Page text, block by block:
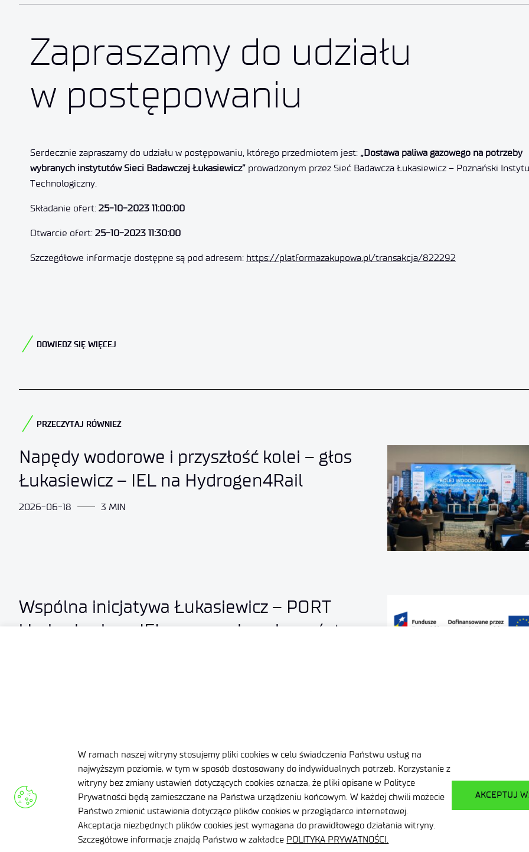
W ramach naszej witryny stosujemy pliki cookies w celu świadczenia Państwu usług na
najwyższym poziomie, w tym w sposób dostosowany do indywidualnych potrzeb. Korzystanie z
witryny bez zmiany ustawień dotyczących cookies oznacza, że pliki opisane w Polityce
Prywatności będą zamieszczane na Państwa urządzeniu końcowym. W każdej chwili możecie
Państwo zmienić ustawienia dotyczące plików cookies w przeglądarce internetowej.
Akceptacja niezbędnych plików cookies jest wymagana do prawidłowego działania witryny.
Szczegółowe informacje znajdą Państwo w zakładce POLITYKA PRYWATNOŚCI.
AKCEPTUJ
Zapraszamy do udziału
w postępowaniu
Serdecznie zapraszamy do udziału w postępowaniu, którego przedmiotem jest: „Dostawa paliwa gazowego na potrzeby
wybranych instytutów Sieci Badawczej Łukasiewicz” prowadzonym przez Sieć Badawcza Łukasiewicz – Poznański
Technologiczny.
Składanie ofert: 25-10-2023 11:00:00
Otwarcie ofert: 25-10-2023 11:30:00
Szczegółowe informacje dostępne są pod adresem: https://platformazakupowa.pl/transakcja/822292
DOWIEDZ SIĘ WIĘCEJ
PRZECZYTAJ RÓWNIEŻ​
2026-06-18 3 MIN
Napędy wodorowe i przyszłość kolei – głos
Łukasiewicz – IEL na Hydrogen4Rail
Wspólna inicjatywa Łukasiewicz – PORT
i Łukasiewicz – IEL na rzecz bezpieczeństwa
2026-05-13
Europejski patent dla elementu technologii
DTH